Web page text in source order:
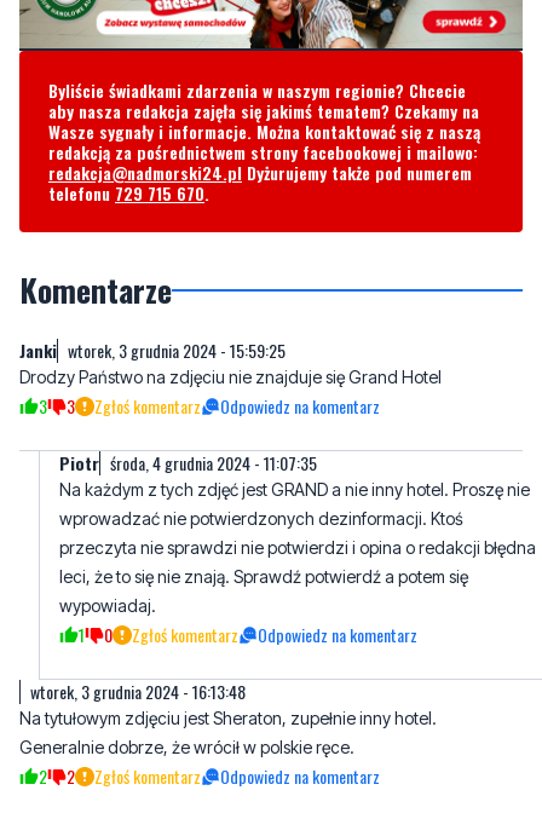
Byliście świadkami zdarzenia w naszym regionie? Chcecie
aby nasza redakcja zajęła się jakimś tematem? Czekamy na
Wasze sygnały i informacje. Można kontaktować się z naszą
redakcją za pośrednictwem strony facebookowej i mailowo:
redakcja@nadmorski24.pl Dyżurujemy także pod numerem
telefonu 729 715 670.
Komentarze
Janki wtorek, 3 grudnia 2024 - 15:59:25
Drodzy Państwo na zdjęciu nie znajduje się Grand Hotel
3 3 Zgłoś komentarz Odpowiedz na komentarz
Piotr środa, 4 grudnia 2024 - 11:07:35
Na każdym z tych zdjęć jest GRAND a nie inny hotel. Proszę nie
wprowadzać nie potwierdzonych dezinformacji. Ktoś
przeczyta nie sprawdzi nie potwierdzi i opina o redakcji błędna
leci, że to się nie znają. Sprawdź potwierdź a potem się
wypowiadaj.
1 0 Zgłoś komentarz Odpowiedz na komentarz
wtorek, 3 grudnia 2024 - 16:13:48
Na tytułowym zdjęciu jest Sheraton, zupełnie inny hotel.
Generalnie dobrze, że wrócił w polskie ręce.
2 2 Zgłoś komentarz Odpowiedz na komentarz